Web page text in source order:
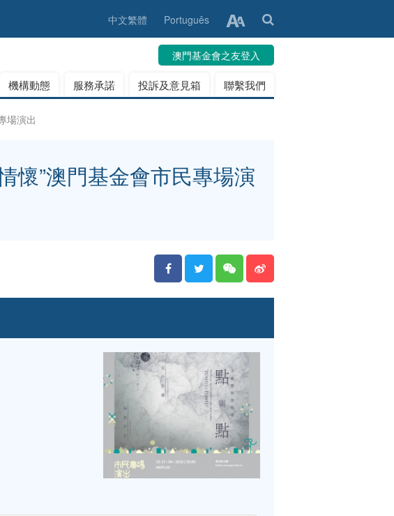
中文繁體 Português
澳門基金會之友登入
機構動態 服務承諾 投訴及意見箱 聯繫我們
場演出
懷”澳門基金會市民專場演